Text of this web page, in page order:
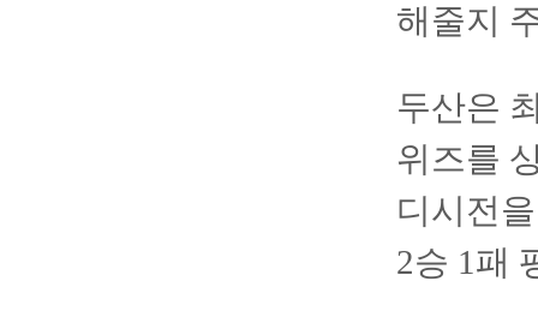
해줄지
두산은
위즈를
디시전
2승 1패